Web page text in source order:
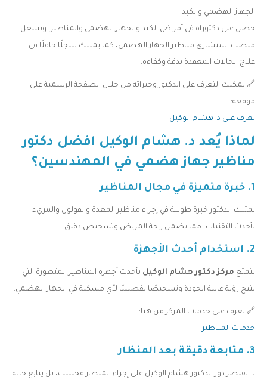
الجهاز الهضمي والكبد.
حصل على دكتوراه في أمراض الكبد والجهاز الهضمي والمناظير، ويشغل
منصب استشاري مناظير الجهاز الهضمي، كما يمتلك سجلًا حافلًا في
علاج الحالات المعقدة بدقة وكفاءة.
🔗 يمكنك التعرف على الدكتور وخبراته من خلال الصفحة الرسمية على
موقعه:
تعرف على د. هشام الوكيل
لماذا يُعد د. هشام الوكيل افضل دكتور
مناظير جهاز هضمي في المهندسين؟
1. خبرة متميزة في مجال المناظير
يمتلك الدكتور خبرة طويلة في إجراء مناظير المعدة والقولون والمريء
بأحدث التقنيات، مما يضمن راحة المريض وتشخيص دقيق.
2. استخدام أحدث الأجهزة
يتمتع مركز دكتور هشام الوكيل بأحدث أجهزة المناظير المتطورة التي
تتيح رؤية عالية الجودة وتشخيصًا تفصيليًا لأي مشكلة في الجهاز الهضمي.
🔗 تعرف على خدمات المركز من هنا:
خدمات المناظير
3. متابعة دقيقة بعد المنظار
لا يقتصر دور الدكتور هشام الوكيل على إجراء المنظار فحسب، بل يتابع حالة